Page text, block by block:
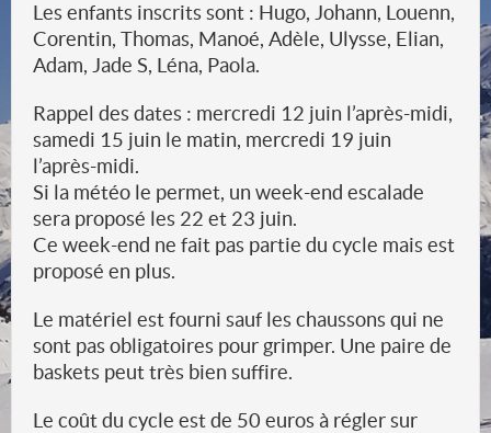
Les enfants inscrits sont : Hugo, Johann, Louenn,
Corentin, Thomas, Manoé, Adèle, Ulysse, Elian,
Adam, Jade S, Léna, Paola.
Rappel des dates : mercredi 12 juin l’après-midi,
samedi 15 juin le matin, mercredi 19 juin
l’après-midi.
Si la météo le permet, un week-end escalade
sera proposé les 22 et 23 juin.
Ce week-end ne fait pas partie du cycle mais est
proposé en plus.
Le matériel est fourni sauf les chaussons qui ne
sont pas obligatoires pour grimper. Une paire de
baskets peut très bien suffire.
Le coût du cycle est de 50 euros à régler sur